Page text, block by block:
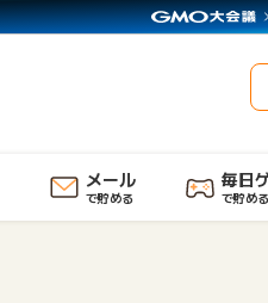
メール
で貯める
毎日
で貯める